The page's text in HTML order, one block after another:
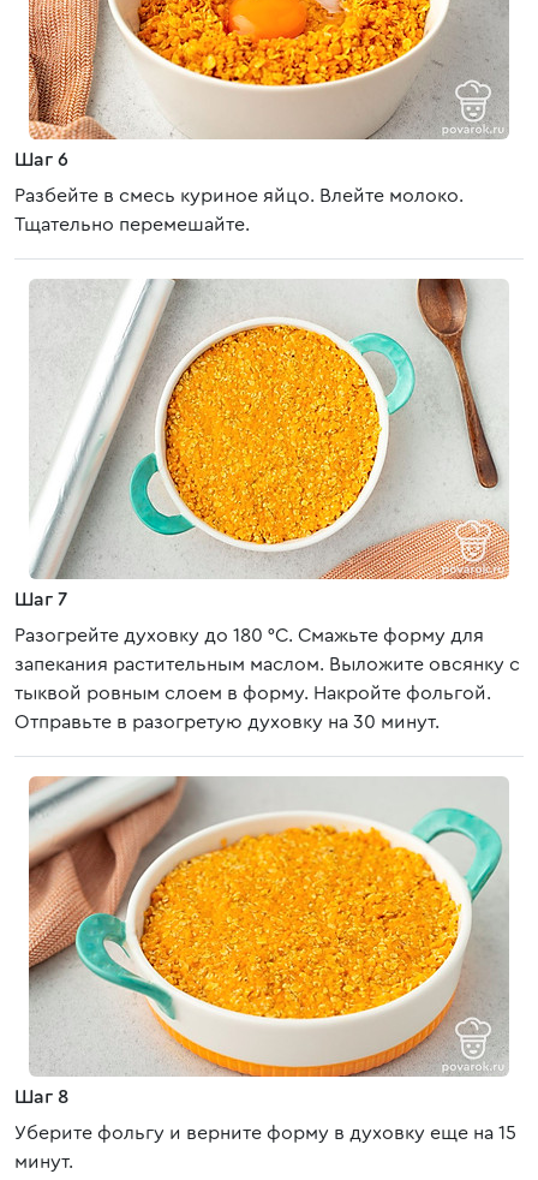
Шаг 6
Разбейте в смесь куриное яйцо. Влейте молоко.
Тщательно перемешайте.
Шаг 7
Разогрейте духовку до 180 °C. Смажьте форму для
запекания растительным маслом. Выложите овсянку с
тыквой ровным слоем в форму. Накройте фольгой.
Отправьте в разогретую духовку на 30 минут.
Шаг 8
Уберите фольгу и верните форму в духовку еще на 15
минут.